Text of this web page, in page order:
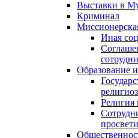
Выставки в
Криминал
Иная
Образование и
Религия